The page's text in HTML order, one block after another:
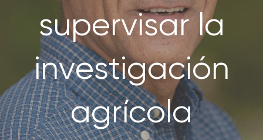
SOBRE NOSOTROS
CONTACTANOS
SEARCH
FOR:
supervisar la
investigación
agrícola